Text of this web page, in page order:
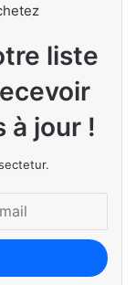
liste
à jour !